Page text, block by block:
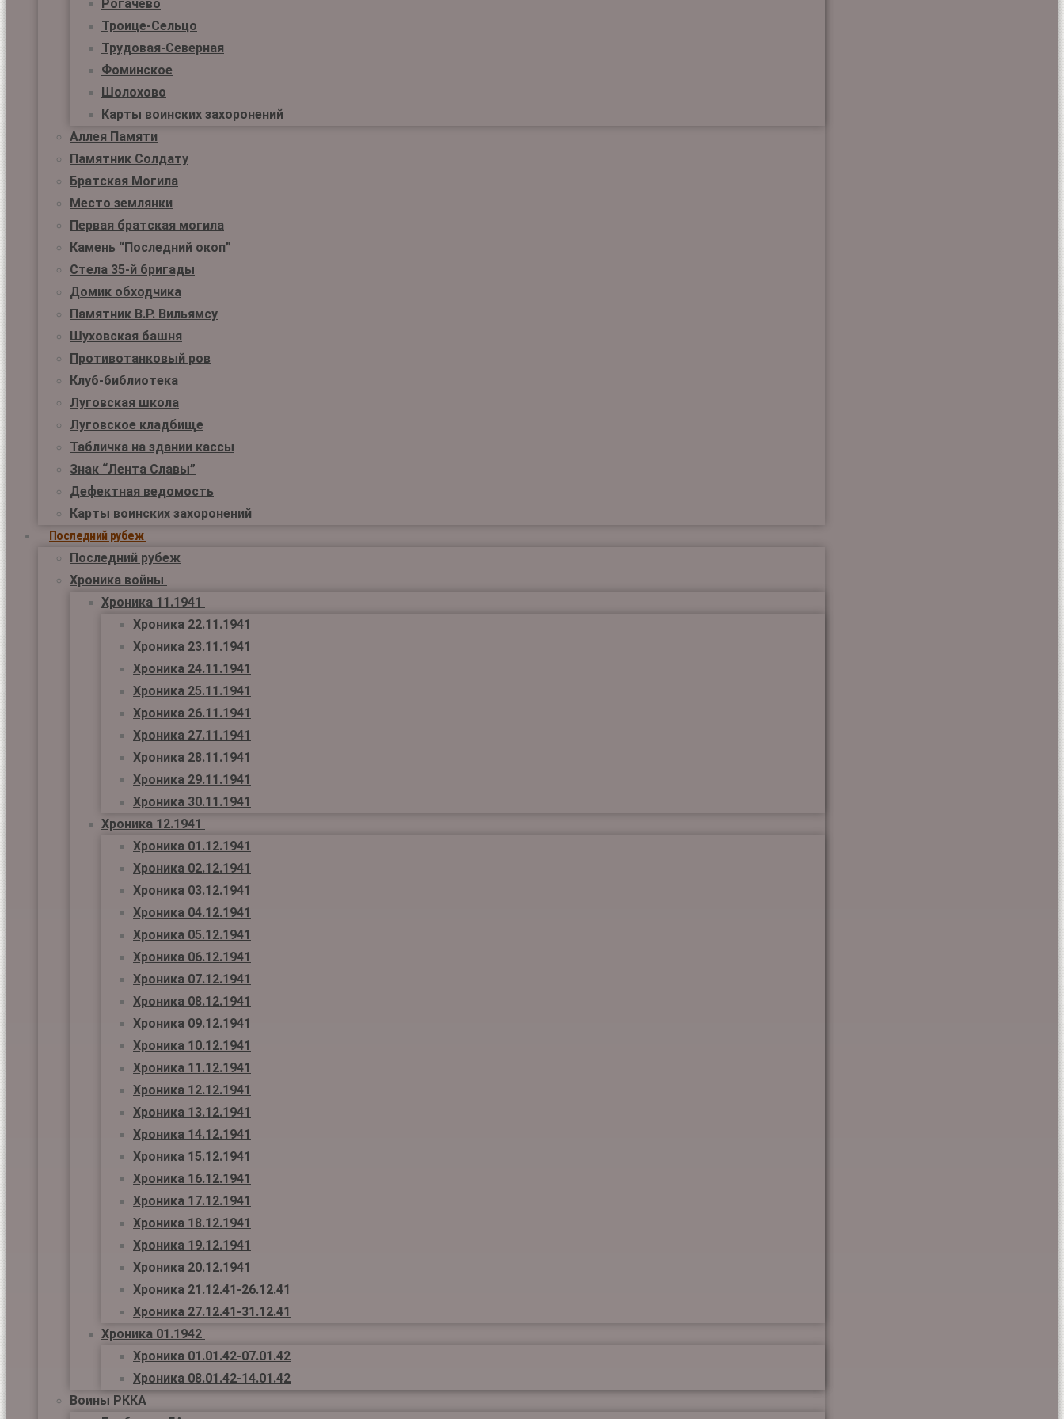
Рогачёво
Троице-Сельцо
Трудовая-Северная
Фоминское
Шолохово
Карты воинских захоронений
Аллея Памяти
Памятник Солдату
Братская Могила
Место землянки
Первая братская могила
Камень “Последний окоп”
Стела 35-й бригады
Домик обходчика
Памятник В.Р. Вильямсу
Шуховская башня
Противотанковый ров
Клуб-библиотека
Луговская школа
Луговское кладбище
Табличка на здании кассы
Знак “Лента Славы”
Дефектная ведомость
Карты воинских захоронений
Последний рубеж
Последний рубеж
Хроника войны
Хроника 11.1941
Хроника 22.11.1941
Хроника 23.11.1941
Хроника 24.11.1941
Хроника 25.11.1941
Хроника 26.11.1941
Хроника 27.11.1941
Хроника 28.11.1941
Хроника 29.11.1941
Хроника 30.11.1941
Хроника 12.1941
Хроника 01.12.1941
Хроника 02.12.1941
Хроника 03.12.1941
Хроника 04.12.1941
Хроника 05.12.1941
Хроника 06.12.1941
Хроника 07.12.1941
Хроника 08.12.1941
Хроника 09.12.1941
Хроника 10.12.1941
Хроника 11.12.1941
Хроника 12.12.1941
Хроника 13.12.1941
Хроника 14.12.1941
Хроника 15.12.1941
Хроника 16.12.1941
Хроника 17.12.1941
Хроника 18.12.1941
Хроника 19.12.1941
Хроника 20.12.1941
Хроника 21.12.41-26.12.41
Хроника 27.12.41-31.12.41
Хроника 01.1942
Хроника 01.01.42-07.01.42
Хроника 08.01.42-14.01.42
Воины РККА